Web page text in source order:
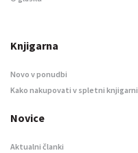
Knjigarna
Novo v ponudbi
Kako nakupovati v spletni knjigarni
Novice
Aktualni članki